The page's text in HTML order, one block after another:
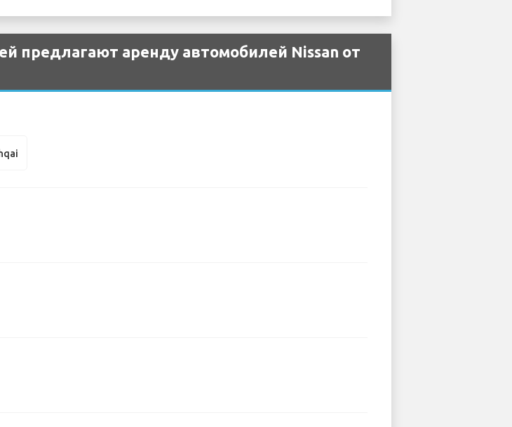
предлагают аренду автомобилей Nissan от